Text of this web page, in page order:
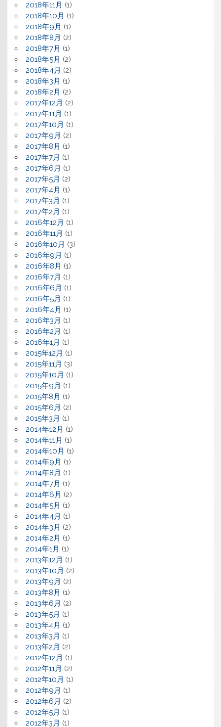
2018年11月 (1)
2018年10月 (1)
2018年9月 (1)
2018年8月 (2)
2018年7月 (1)
2018年5月 (2)
2018年4月 (2)
2018年3月 (1)
2018年2月 (2)
2017年12月 (2)
2017年11月 (1)
2017年10月 (1)
2017年9月 (2)
2017年8月 (1)
2017年7月 (1)
2017年6月 (1)
2017年5月 (2)
2017年4月 (1)
2017年3月 (1)
2017年2月 (1)
2016年12月 (1)
2016年11月 (1)
2016年10月 (3)
2016年9月 (1)
2016年8月 (1)
2016年7月 (1)
2016年6月 (1)
2016年5月 (1)
2016年4月 (1)
2016年3月 (1)
2016年2月 (1)
2016年1月 (1)
2015年12月 (1)
2015年11月 (3)
2015年10月 (1)
2015年9月 (1)
2015年8月 (1)
2015年6月 (2)
2015年3月 (1)
2014年12月 (1)
2014年11月 (1)
2014年10月 (1)
2014年9月 (1)
2014年8月 (1)
2014年7月 (1)
2014年6月 (2)
2014年5月 (1)
2014年4月 (1)
2014年3月 (2)
2014年2月 (1)
2014年1月 (1)
2013年12月 (1)
2013年10月 (2)
2013年9月 (2)
2013年8月 (1)
2013年6月 (2)
2013年5月 (1)
2013年4月 (1)
2013年3月 (1)
2013年2月 (2)
2012年12月 (1)
2012年11月 (2)
2012年10月 (1)
2012年9月 (1)
2012年6月 (2)
2012年5月 (1)
2012年3月 (1)